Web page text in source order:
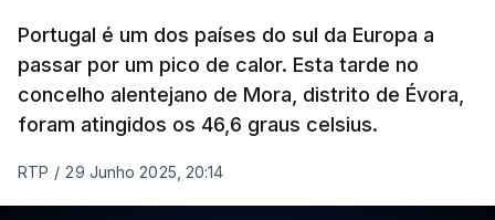
Portugal é um dos países do sul da Europa a
passar por um pico de calor. Esta tarde no
concelho alentejano de Mora, distrito de Évora,
foram atingidos os 46,6 graus celsius.
RTP / 29 Junho 2025, 20:14